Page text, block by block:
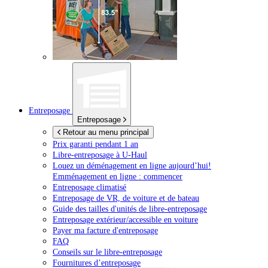
Entreposage
Entreposage
Retour au menu principal
Prix garanti pendant 1 an
Libre-entreposage à U-Haul
Louez un déménagement en ligne aujourd’hui!
Emménagement en ligne : commencer
Entreposage climatisé
Entreposage de VR, de voiture et de bateau
Guide des tailles d'unités de libre-entreposage
Entreposage extérieur/accessible en voiture
Payer ma facture d'entreposage
FAQ
Conseils sur le libre-entreposage
Fournitures d’entreposage